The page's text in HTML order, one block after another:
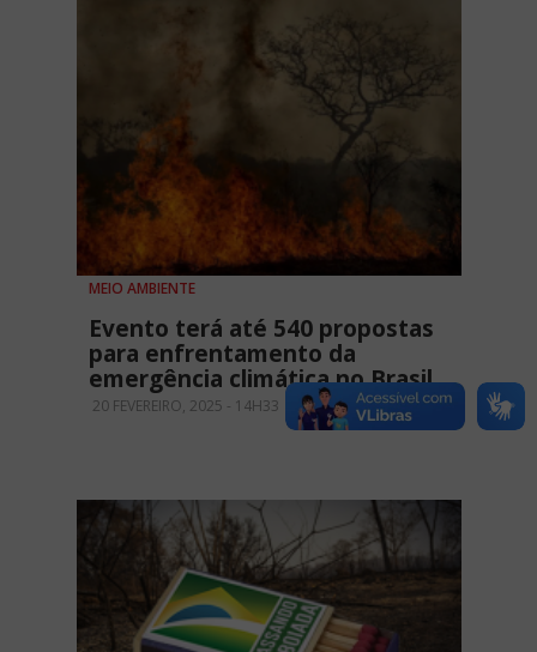
MEIO AMBIENTE
Evento terá até 540 propostas
para enfrentamento da
emergência climática no Brasil
20 FEVEREIRO, 2025 - 14H33